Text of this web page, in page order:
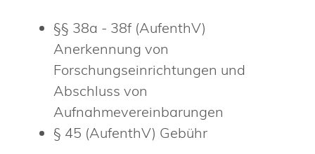
§§ 38a - 38f (AufenthV)
Anerkennung von
Forschungseinrichtungen und
Abschluss von
Aufnahmevereinbarungen
§ 45 (AufenthV) Gebühr